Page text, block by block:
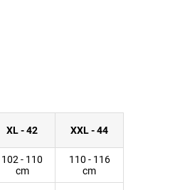
XL - 42 XXL - 44
102 - 110
cm
110 - 116
cm